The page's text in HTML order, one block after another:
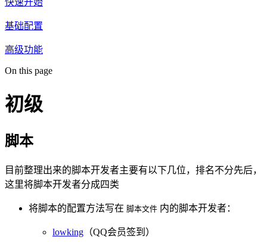
基础配置
高级功能
On this page
初级
脚本
目前整理出来的脚本开发者主要有以下几位，排名不分先后，
这里将脚本开发者分成四类
将脚本的配置方法写在 脚本文件 内的脚本开发者：
lowking （QQ会员签到）